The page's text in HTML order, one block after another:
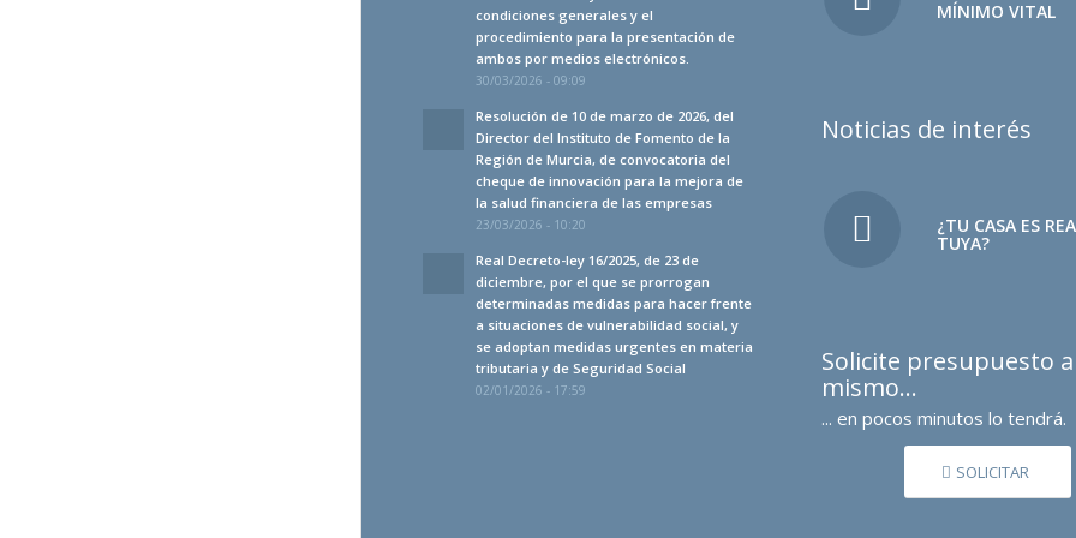
condiciones generales y el
procedimiento para la presentación de
ambos por medios electrónicos.
30/03/2026 - 09:09
Resolución de 10 de marzo de 2026, del
Director del Instituto de Fomento de la
Región de Murcia, de convocatoria del
cheque de innovación para la mejora de
la salud financiera de las empresas
23/03/2026 - 10:20
Real Decreto-ley 16/2025, de 23 de
diciembre, por el que se prorrogan
determinadas medidas para hacer frente
a situaciones de vulnerabilidad social, y
se adoptan medidas urgentes en materia
tributaria y de Seguridad Social
02/01/2026 - 17:59
MÍNIMO VITAL
Noticias de interés
¿TU CASA ES
TUYA?
Solicite presupuesto
mismo…
... en pocos minutos lo tendrá.
SOLICITAR